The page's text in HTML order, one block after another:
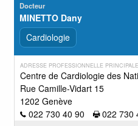
Docteur
MINETTO Dany
Cardiologie
ADRESSE PROFESSIONNELLE PRINCIPALE
Centre de Cardiologie des
Rue Camille-Vidart 15
1202 Genève
022 730 40 90
022 730